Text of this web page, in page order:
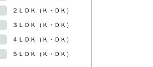
２ＬＤＫ（Ｋ・ＤＫ）
３ＬＤＫ（Ｋ・ＤＫ）
４ＬＤＫ（Ｋ・ＤＫ）
５ＬＤＫ（Ｋ・ＤＫ）